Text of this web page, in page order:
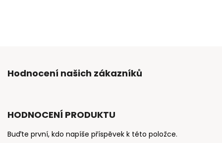
Hodnocení našich zákazníků
HODNOCENÍ PRODUKTU
Buďte první, kdo napíše příspěvek k této položce.